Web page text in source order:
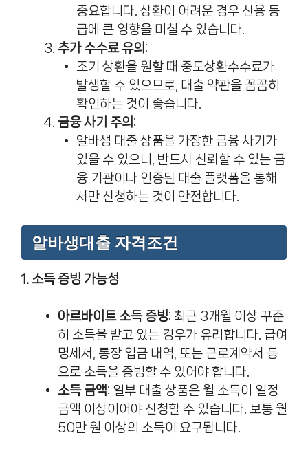
중요합니다. 상환이 어려운 경우 신용 등
급에 큰 영향을 미칠 수 있습니다.
추가 수수료 유의 :
조기 상환을 원할 때 중도상환수수료가
발생할 수 있으므로, 대출 약관을 꼼꼼히
확인하는 것이 좋습니다.
금융 사기 주의 :
알바생 대출 상품을 가장한 금융 사기가
있을 수 있으니, 반드시 신뢰할 수 있는 금
융 기관이나 인증된 대출 플랫폼을 통해
서만 신청하는 것이 안전합니다.
알바생대출 자격조건
1. 소득 증빙 가능성
아르바이트 소득 증빙: 최근 3개월 이상 꾸준
히 소득을 받고 있는 경우가 유리합니다. 급여
명세서, 통장 입금 내역, 또는 근로계약서 등
으로 소득을 증빙할 수 있어야 합니다.
소득 금액: 일부 대출 상품은 월 소득이 일정
금액 이상이어야 신청할 수 있습니다. 보통 월
50만 원 이상의 소득이 요구됩니다.